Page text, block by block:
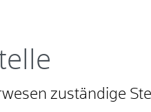
zuständige